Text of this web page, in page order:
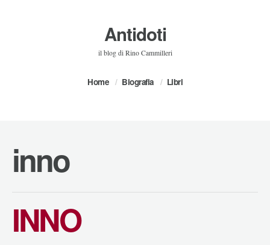
Antidoti
il blog di Rino Cammilleri
Home Biografia Libri
inno
INNO